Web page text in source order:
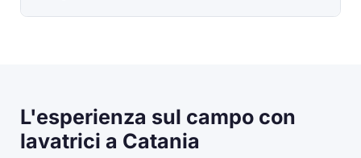
L'esperienza sul campo con
lavatrici a Catania